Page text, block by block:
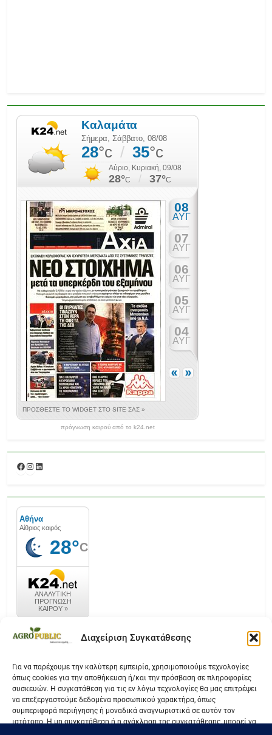
Διαχείριση Συγκατάθεσης
Για να παρέχουμε την καλύτερη εμπειρία, χρησιμοποιούμε τεχνολογίες
όπως cookies για την αποθήκευση ή/και την πρόσβαση σε πληροφορίες
συσκευών. Η συγκατάθεση για τις εν λόγω τεχνολογίες θα μας επιτρέψει
να επεξεργαστούμε δεδομένα προσωπικού χαρακτήρα, όπως
συμπεριφορά περιήγησης ή μοναδικά αναγνωριστικά σε αυτόν τον
ιστότοπο. Η μη συγκατάθεση ή η ανάκληση της συγκατάθεσης, μπορεί να
πρόγνωση καιρού από το k24.net
Facebook
Instagram
Linkedin
καιρός k24.net
Επικοινωνία
Όροι Χρήσης